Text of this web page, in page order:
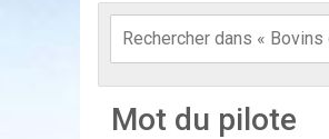
Mot du pilote